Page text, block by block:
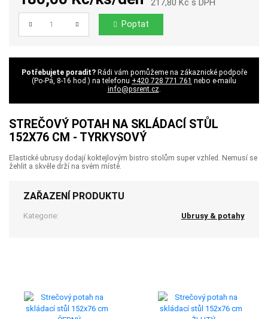
217,80 Kč s DPH
Počet Poptat
Potřebujete poradit?Rádi vám pomůžeme na zákaznické podpoře
(Po-Pá, 8-16 hod.) na telefonu +420 728 771 761 nebo e-mailu
info@psrent.cz
STREČOVÝ POTAH NA SKLÁDACÍ STŮL
152X76 CM - TYRKYSOVÝ
Elastické ubrusy dodají koktejlovým bistro stolům super vzhled. Nemusí se
žehlit a skvěle drží na svém místě.
ZAŘAZENÍ PRODUKTU
Kategorie: Ubrusy & potahy